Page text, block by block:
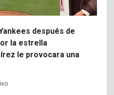
después de
la estrella
le provocara una